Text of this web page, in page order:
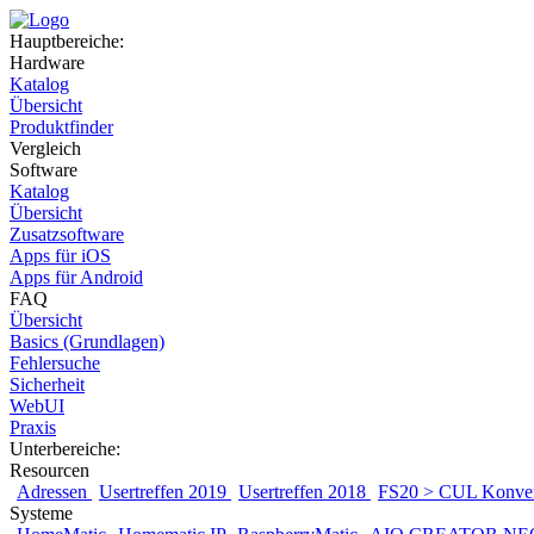
Hauptbereiche:
Hardware
Katalog
Übersicht
Produktfinder
Vergleich
Software
Katalog
Übersicht
Zusatzsoftware
Apps für iOS
Apps für Android
FAQ
Übersicht
Basics (Grundlagen)
Fehlersuche
Sicherheit
WebUI
Praxis
Unterbereiche:
Resourcen
Adressen
Usertreffen 2019 Usertreffen 2018 FS20 > CUL
Systeme